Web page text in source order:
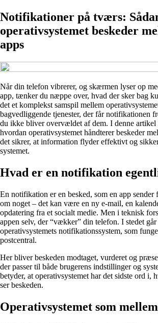
Notifikationer på tværs:
operativsystemet beskeder
apps
Når din telefon vibrerer, og skærmen lyser op
app, tænker du næppe over, hvad der sker bag
det et komplekst samspil mellem
bagvedliggende tjenester, der får notifikationen
du ikke bliver overvældet af dem. I denne artikel
hvordan operativsystemet håndterer beskeder
det sikrer, at information flyder effektivt og
systemet.
Hvad er en notifikation
En notifikation er en besked, som en app
om noget – det kan være en ny e-mail, en
opdatering fra et socialt medie. Men i teknisk
appen selv, der “vækker” din telefon. I stedet går
operativsystemets notifikationssystem, som
postcentral.
Her bliver beskeden modtaget, vurderet og
der passer til både brugerens indstillinger og
betyder, at operativsystemet har det sidste ord i,
ser beskeden.
Operativsystemet som